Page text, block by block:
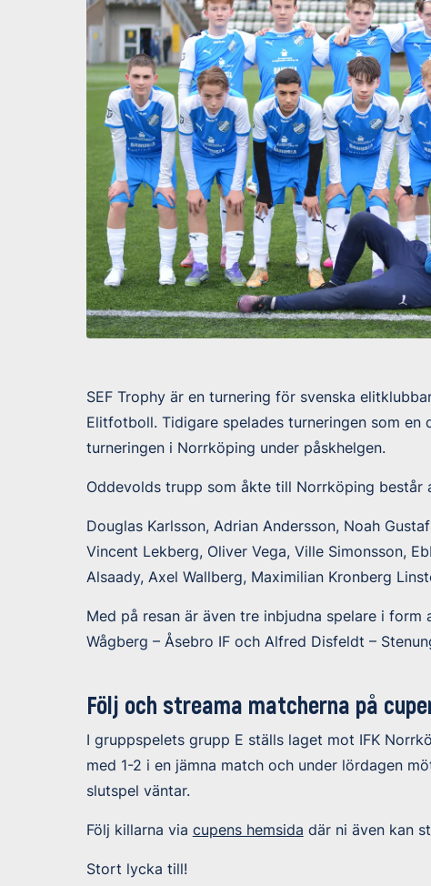
SEF Trophy är en turnering för svenska
Elitfotboll. Tidigare spelades turneringen som en
turneringen i Norrköping under påskhelgen.
Oddevolds trupp som åkte till Norrköping består
Douglas Karlsson, Adrian Andersson, Noah
Vincent Lekberg, Oliver Vega, Ville Simonsson,
Alsaady, Axel Wallberg, Maximilian Kronberg
Med på resan är även tre inbjudna spelare i form
Wågberg – Åsebro IF och Alfred Disfeldt –
Följ och streama matcherna på
I gruppspelets grupp E ställs laget mot IFK
med 1-2 i en jämna match och under lördagen
slutspel väntar.
Följ killarna via cupens hemsida där ni även kan
Stort lycka till!